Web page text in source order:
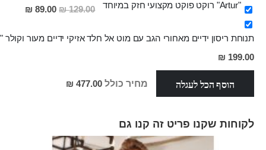
"Artur" רוקט פוקט מקצועי חזק במיוחד
129.00 ₪
מחיר
89.00 ₪
תנוחת ריסון ידיים מאחורי הגב עם מוט אל חלד אזיקי ידיים מעור וקולר "MUT"
מחיר
מבצע
199.00 ₪
הוסף הכל לעגלה מחיר כולל 477.00 ₪
לקוחות שקנו פריט זה קנו גם